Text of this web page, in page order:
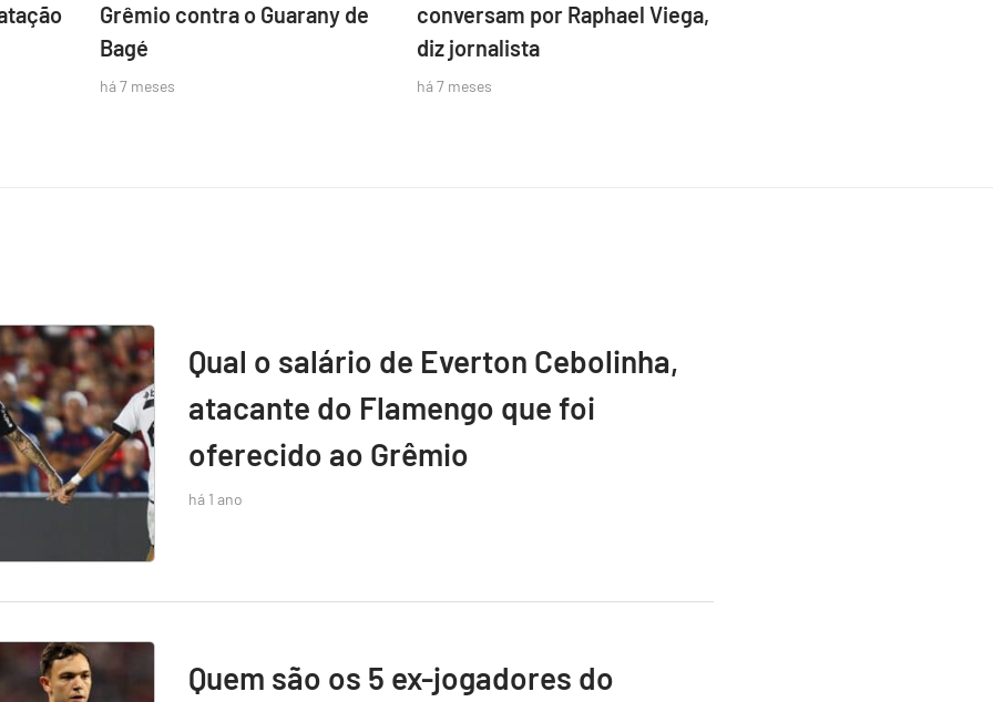
Grêmio contra o Guarany de
Bagé
há 7 meses
conversam por Raphael Viega,
diz jornalista
há 7 meses
Qual o salário de Everton Cebolinha,
atacante do Flamengo que foi
oferecido ao Grêmio
há 1 ano
Quem são os 5 ex-jogadores do